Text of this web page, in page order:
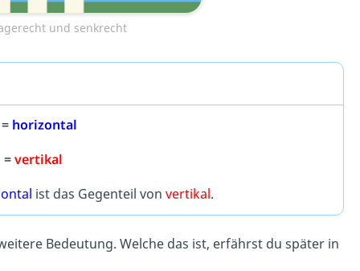
und senkrecht
horizontal
=vertikal
ist das Gegenteil von vertikal.
Bedeutung. Welche das ist, erfährst du später in